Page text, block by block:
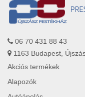
06 70 431 88 43
1163 Budapest,
Akciós termékek
Alapozók